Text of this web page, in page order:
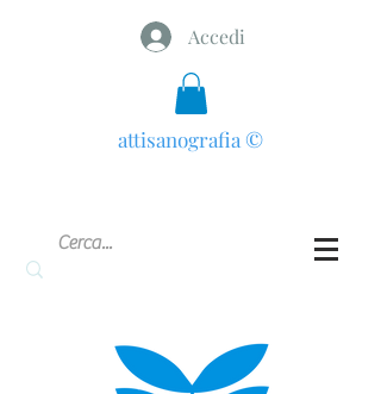
Accedi
attisanografia ©